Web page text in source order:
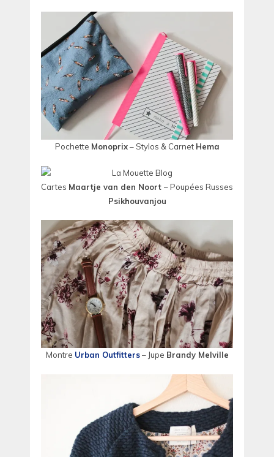
Pochette Monoprix– Stylos & Carnet Hema
Cartes Maartje van den Noort – Poupées Russes
Psikhouvanjou
Montre Urban Outfitters– Jupe Brandy Melville